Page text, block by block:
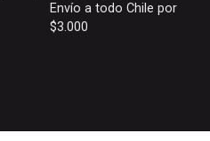
Envío a todo Chile por
$3.000